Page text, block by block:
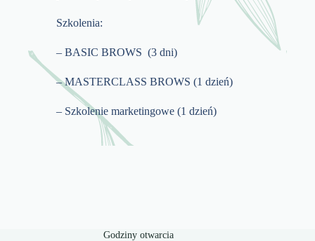
Szkolenia:
– BASIC BROWS (3 dni)
– MASTERCLASS BROWS (1 dzień)
– Szkolenie marketingowe (1 dzień)
Godziny otwarcia